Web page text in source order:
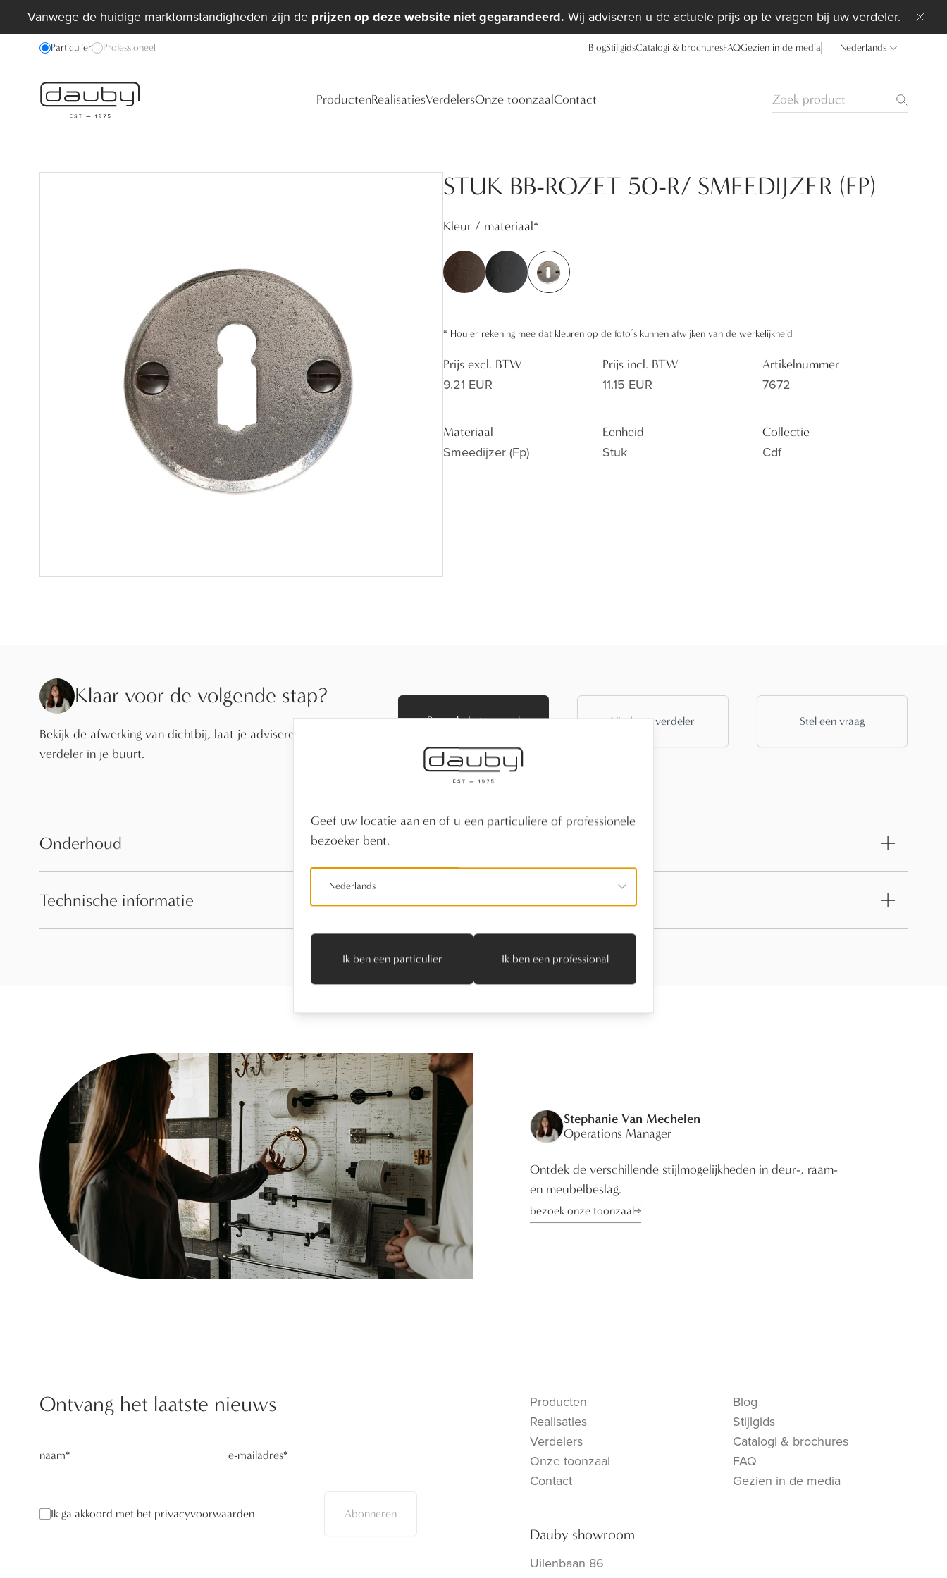
Vanwege de huidige marktomstandigheden zijn de prijzen op deze website niet gegarandeerd. Wij adviseren u de actuele prijs op te vragen bij uw verdeler.
Particulier Professioneel BlogStijlgidsCatalogi & brochuresFAQGezien in de media Nederlands
ProductenRealisatiesVerdelersOnze toonzaal Contact
STUK BB-ROZET 50-R/ SMEEDIJZER (FP)
Kleur / materiaal *
* Hou er rekening mee dat kleuren op de foto’s kunnen afwijken van de werkelijkheid
Prijs excl. BTW
9.21 EUR
Prijs incl. BTW
11.15 EUR
Artikelnummer
7672
Materiaal
Smeedijzer (fp)
Eenheid
Stuk
Collectie
Cdf
Klaar voor de volgende stap?
Bekijk de afwerking van dichtbij, laat je adviseren of vind een
verdeler in je buurt.
Bezoek de toonzaal Vind een verdeler Stel een vraag
Onderhoud
Technische informatie
Stephanie Van Mechelen
Operations Manager
Ontdek de verschillende stijlmogelijkheden in deur-, raam-
en meubelbeslag.
bezoek onze toonzaal
Ontvang het laatste nieuws
naam* e-mailadres*
Ik ga akkoord met het privacyvoorwaarden Abonneren
Producten
Realisaties
Verdelers
Onze toonzaal
Contact
Blog
Stijlgids
Catalogi & brochures
FAQ
Gezien in de media
Dauby showroom
Uilenbaan 86
Geef uw locatie aan en of u een particuliere of professionele
bezoeker bent.
Nederlands
Ik ben een particulier Ik ben een professional